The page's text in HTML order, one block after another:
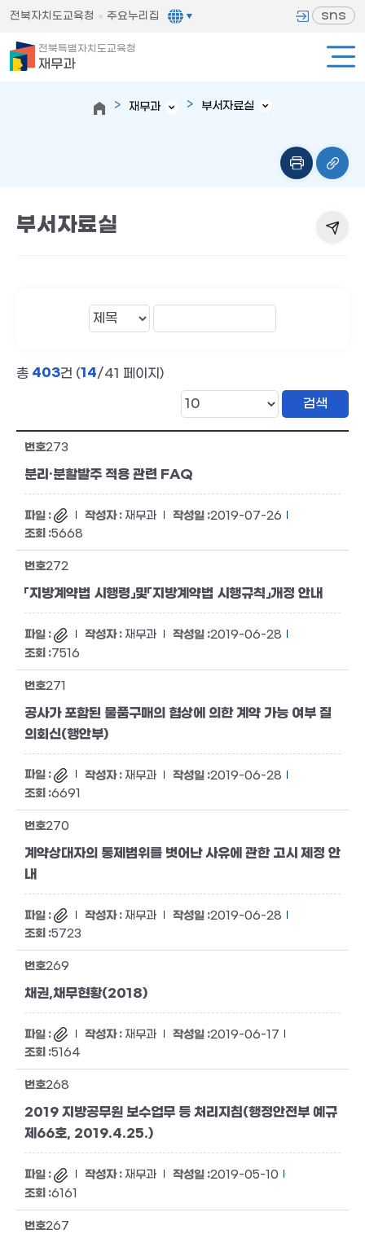
전북자치도교육청 주요누리집 sns
전북특별자치도교육청
재무과
재무과 부서자료실
부서자료실
총 403건 (14/41 페이지)
273
분리·분할발주 적용 관련 FAQ
재무과
2019-07-26
5668
272
「지방계약법 시행령」및「지방계약법 시행규칙」개정 안내
재무과
2019-06-28
7516
271
공사가 포함된 물품구매의 협상에 의한 계약 가능 여부 질
의회신(행안부)
재무과
2019-06-28
6691
270
계약상대자의 통제범위를 벗어난 사유에 관한 고시 제정 안
내
재무과
2019-06-28
5723
269
채권,채무현황(2018)
재무과
2019-06-17
5164
268
2019 지방공무원 보수업무 등 처리지침(행정안전부 예규
제66호, 2019.4.25.)
재무과
2019-05-10
6161
267